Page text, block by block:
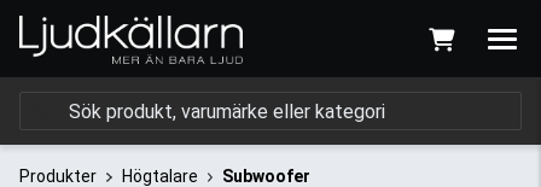
Produkter Högtalare Subwoofer